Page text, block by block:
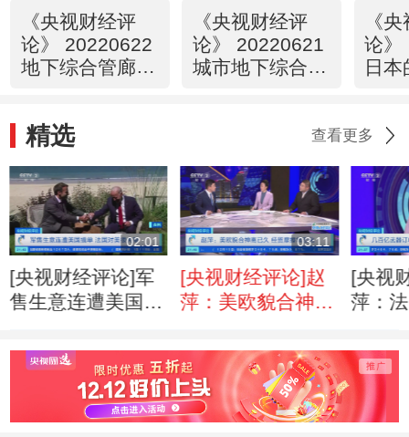
《央视财经评
论》 20220622
地下综合管廊建
《央视财经评
论》 20220621
城市地下综合管
《
论》
日本
精选 查看更多
02:01
[央视财经评论]军
售生意连遭美国撬
望
03:11
[央视财经评论]赵
萍：美欧貌合神离
态化
[央视
萍：
素并存